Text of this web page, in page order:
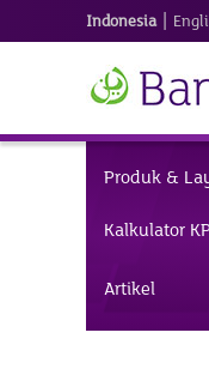
Indonesia |
Produk &
Kalkulator
Artikel